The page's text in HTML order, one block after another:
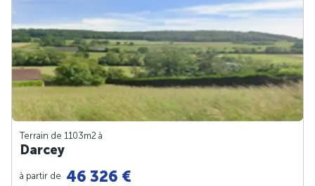
Terrain de 1103m2 à
Darcey
à partir de 46 326 €